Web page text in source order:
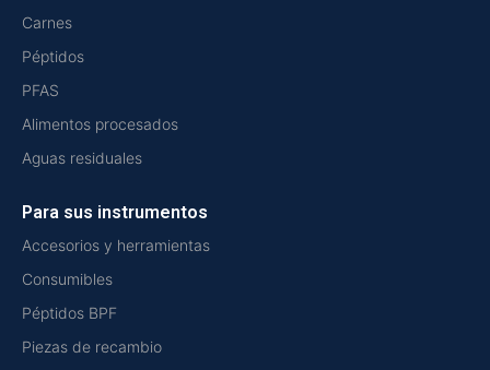
Carnes
Péptidos
PFAS
Alimentos procesados
Aguas residuales
Para sus instrumentos
Accesorios y herramientas
Consumibles
Péptidos BPF
Piezas de recambio